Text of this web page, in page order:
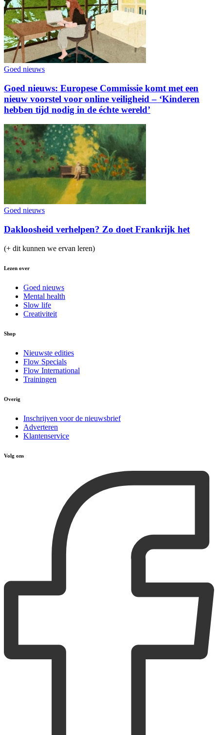
Goed nieuws
Goed nieuws: Europese Commissie komt met een
nieuw voorstel voor online veiligheid – ‘Kinderen
hebben tijd nodig in de échte wereld’
Goed nieuws
Dakloosheid verhelpen? Zo doet Frankrijk het
(+ dit kunnen we ervan leren)
Lezen over
Goed nieuws
Mental health
Slow life
Creativiteit
Shop
Nieuwste edities
Flow Specials
Flow International
Trainingen
Overig
Inschrijven voor de nieuwsbrief
Adverteren
Klantenservice
Volg ons